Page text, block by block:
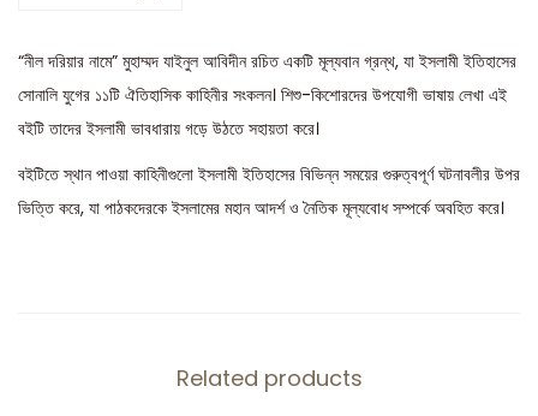
“নীল দরিয়ার নামে” মুহাম্মদ যাইনুল আবিদীন রচিত একটি মূল্যবান গ্রন্থ, যা ইসলামী ইতিহাসের
সোনালি যুগের ১১টি ঐতিহাসিক কাহিনীর সংকলন। শিশু-কিশোরদের উপযোগী ভাষায় লেখা এই
বইটি তাদের ইসলামী ভাবধারায় গড়ে উঠতে সহায়তা করে।
বইটিতে স্থান পাওয়া কাহিনীগুলো ইসলামী ইতিহাসের বিভিন্ন সময়ের গুরুত্বপূর্ণ ঘটনাবলীর উপর
ভিত্তি করে, যা পাঠকদেরকে ইসলামের মহান আদর্শ ও নৈতিক মূল্যবোধ সম্পর্কে অবহিত করে।
Related products